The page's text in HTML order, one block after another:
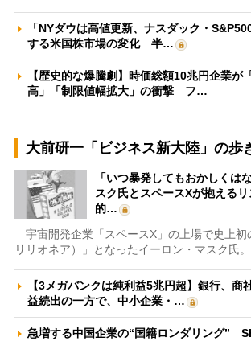
「NYダウは高値更新、ナスダック・
する米国株市場の変化 半…
【歴史的な爆騰劇】時価総額10兆円企業が
高」「制限値幅拡大」の衝撃 フ…
大前研一「ビジネス新大陸」の歩
「いつ暴発してもおかしくは
スク氏とスペースXが抱える
的…
宇宙開発企業「スペースX」の上場で史上初
リリオネア）」となったイーロン・マスク氏
【3メガバンクは純利益5兆円超】銀行、商
益続出の一方で、中小企業・…
急増する中国企業の“国籍ロンダリング”